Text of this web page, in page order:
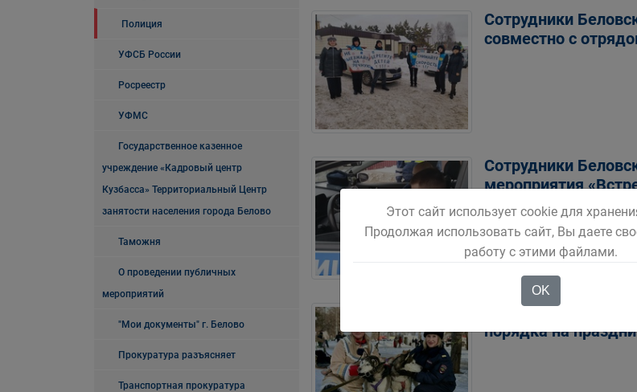
Полиция
УФСБ России
Росреестр
УФМС
Государственное казенное
учреждение «Кадровый центр
Кузбасса» Территориальный Центр
занятости населения города Белово
Таможня
О проведении публичных
мероприятий
"Мои документы" г. Белово
Прокуратура разъясняет
Транспортная прокуратура
Сотрудники
совместно с
Сотрудники
мероприятия
города 6 февраля
Кузбасские
порядка на
Этот сайт использует cookie для
Продолжая использовать сайт, Вы даете
работу с этими файлами.
OK